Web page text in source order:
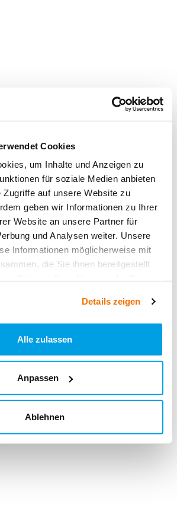
Cookies
um Inhalte und Anzeigen zu
für soziale Medien anbieten
Zugriffe auf unsere Website zu
geben wir Informationen zu Ihrer
Website an unsere Partner für
und Analysen weiter. Unsere
Informationen möglicherweise mit
die Sie ihnen bereitgestellt
Details zeigen
Alle zulassen
Anpassen
Ablehnen